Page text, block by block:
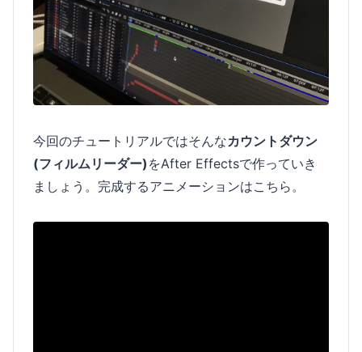
今回のチュートリアルではそんなカウントダウン
(フィルムリーダー) をAfter Effectsで作っていき
ましょう。完成するアニメーションはこちら。